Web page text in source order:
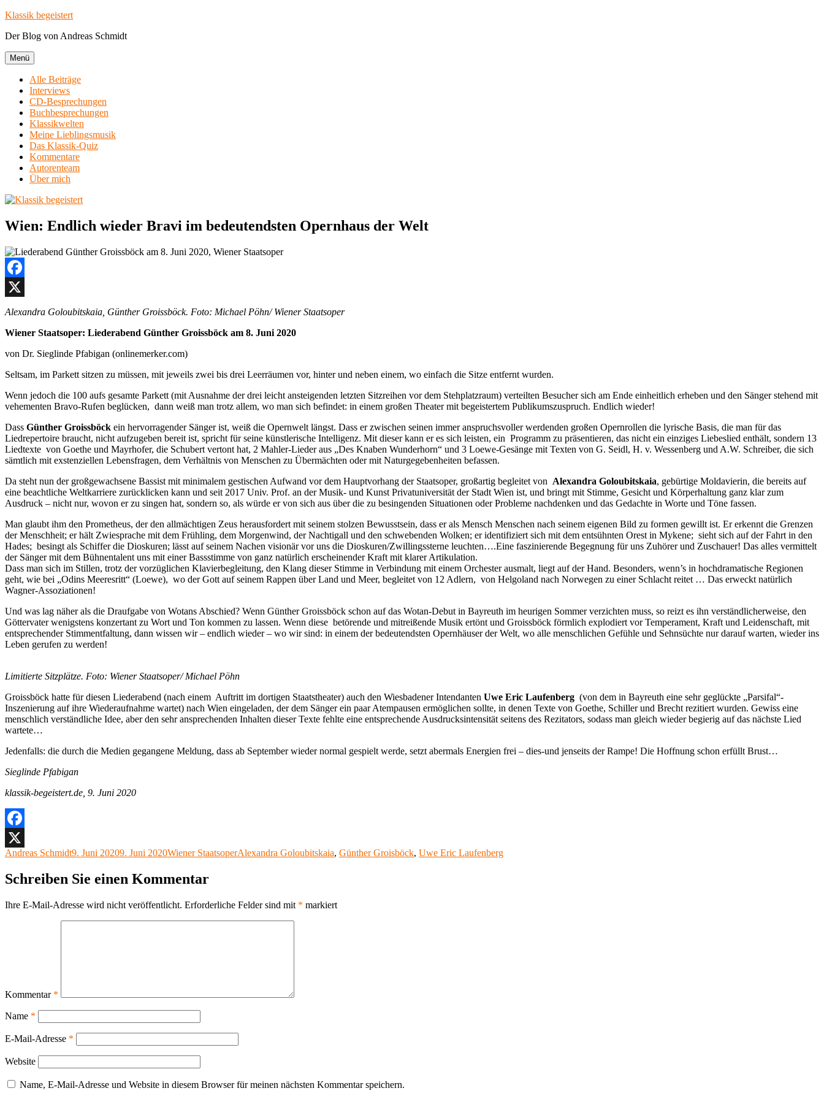
Zum
springen
Klassik begeistert
Der Blog von Andreas Schmidt
Menü
Alle Beiträge
Interviews
CD-Besprechungen
Buchbesprechungen
Klassikwelten
Meine Lieblingsmusik
Das Klassik-Quiz
Kommentare
Autorenteam
Über mich
Wien: Endlich wieder Bravi im bedeutendsten Opernhaus der Welt
Facebook
X
Alexandra Goloubitskaia, Günther Groissböck. Foto: Michael Pöhn/ Wiener Staatsoper
Wiener Staatsoper: Liederabend Günther Groissböck am 8. Juni 2020
von Dr. Sieglinde Pfabigan (onlinemerker.com)
Seltsam, im Parkett sitzen zu müssen, mit jeweils zwei bis drei Leerräumen vor, hinter und neben einem, wo einfach die Sitze entfernt wurden.
Wenn jedoch die 100 aufs gesamte Parkett (mit Ausnahme der drei leicht ansteigenden letzten Sitzreihen vor dem Stehplatzraum) verteilten Besucher sich am Ende einheitlich erheben und den Sänger stehend mit
vehementen Bravo-Rufen beglücken, dann weiß man trotz allem, wo man sich befindet: in einem großen Theater mit begeistertem Publikumszuspruch. Endlich wieder!
Dass Günther Groissböck ein hervorragender Sänger ist, weiß die Opernwelt längst. Dass er zwischen seinen immer anspruchsvoller werdenden großen Opernrollen die lyrische Basis, die man für das
Liedrepertoire braucht, nicht aufzugeben bereit ist, spricht für seine künstlerische Intelligenz. Mit dieser kann er es sich leisten, ein Programm zu präsentieren, das nicht ein einziges Liebeslied enthält, sondern 13
Liedtexte von Goethe und Mayrhofer, die Schubert vertont hat, 2 Mahler-Lieder aus „Des Knaben Wunderhorn“ und 3 Loewe-Gesänge mit Texten von G. Seidl, H. v. Wessenberg und A.W. Schreiber, die sich
sämtlich mit exstenziellen Lebensfragen, dem Verhältnis von Menschen zu Übermächten oder mit Naturgegebenheiten befassen.
Da steht nun der großgewachsene Bassist mit minimalem gestischen Aufwand vor dem Hauptvorhang der Staatsoper, großartig begleitet von Alexandra Goloubitskaia, gebürtige Moldavierin, die bereits auf
eine beachtliche Weltkarriere zurücklicken kann und seit 2017 Univ. Prof. an der Musik- und Kunst Privatuniversität der Stadt Wien ist, und bringt mit Stimme, Gesicht und Körperhaltung ganz klar zum
Ausdruck – nicht nur, wovon er zu singen hat, sondern so, als würde er von sich aus über die zu besingenden Situationen oder Probleme nachdenken und das Gedachte in Worte und Töne fassen.
Man glaubt ihm den Prometheus, der den allmächtigen Zeus herausfordert mit seinem stolzen Bewusstsein, dass er als Mensch Menschen nach seinem eigenen Bild zu formen gewillt ist. Er erkennt die Grenzen
der Menschheit; er hält Zwiesprache mit dem Frühling, dem Morgenwind, der Nachtigall und den schwebenden Wolken; er identifiziert sich mit dem entsühnten Orest in Mykene; sieht sich auf der Fahrt in den
Hades; besingt als Schiffer die Dioskuren; lässt auf seinem Nachen visionär vor uns die Dioskuren/Zwillingssterne leuchten….Eine faszinierende Begegnung für uns Zuhörer und Zuschauer! Das alles vermittelt
der Sänger mit dem Bühnentalent uns mit einer Bassstimme von ganz natürlich erscheinender Kraft mit klarer Artikulation.
Dass man sich im Stillen, trotz der vorzüglichen Klavierbegleitung, den Klang dieser Stimme in Verbindung mit einem Orchester ausmalt, liegt auf der Hand. Besonders, wenn’s in hochdramatische Regionen
geht, wie bei „Odins Meeresritt“ (Loewe), wo der Gott auf seinem Rappen über Land und Meer, begleitet von 12 Adlern, von Helgoland nach Norwegen zu einer Schlacht reitet … Das erweckt natürlich
Wagner-Assoziationen!
Und was lag näher als die Draufgabe von Wotans Abschied? Wenn Günther Groissböck schon auf das Wotan-Debut in Bayreuth im heurigen Sommer verzichten muss, so reizt es ihn verständlicherweise, den
Göttervater wenigstens konzertant zu Wort und Ton kommen zu lassen. Wenn diese betörende und mitreißende Musik ertönt und Groissböck förmlich explodiert vor Temperament, Kraft und Leidenschaft, mit
entsprechender Stimmentfaltung, dann wissen wir – endlich wieder – wo wir sind: in einem der bedeutendsten Opernhäuser der Welt, wo alle menschlichen Gefühle und Sehnsüchte nur darauf warten, wieder ins
Leben gerufen zu werden!
Limitierte Sitzplätze. Foto: Wiener Staatsoper/ Michael Pöhn
Groissböck hatte für diesen Liederabend (nach einem Auftritt im dortigen Staatstheater) auch den Wiesbadener Intendanten Uwe Eric Laufenberg (von dem in Bayreuth eine sehr geglückte „Parsifal“-
Inszenierung auf ihre Wiederaufnahme wartet) nach Wien eingeladen, der dem Sänger ein paar Atempausen ermöglichen sollte, in denen Texte von Goethe, Schiller und Brecht rezitiert wurden. Gewiss eine
menschlich verständliche Idee, aber den sehr ansprechenden Inhalten dieser Texte fehlte eine entsprechende Ausdrucksintensität seitens des Rezitators, sodass man gleich wieder begierig auf das nächste Lied
wartete…
Jedenfalls: die durch die Medien gegangene Meldung, dass ab September wieder normal gespielt werde, setzt abermals Energien frei – dies-und jenseits der Rampe! Die Hoffnung schon erfüllt Brust…
Sieglinde Pfabigan
klassik-begeistert.de, 9. Juni 2020
Facebook
X
Autor
Andreas SchmidtVeröffentlicht
9. Juni 20209. Juni 2020Kategorien
Wiener StaatsoperSchlagwörter
Alexandra Goloubitskaia, Günther Groisböck, Uwe Eric Laufenberg
Schreiben Sie einen Kommentar
Ihre E-Mail-Adresse wird nicht veröffentlicht. Erforderliche Felder sind mit * markiert
Kommentar *
Name *
E-Mail-Adresse *
Website
Name, E-Mail-Adresse und Website in diesem Browser für meinen nächsten Kommentar speichern.